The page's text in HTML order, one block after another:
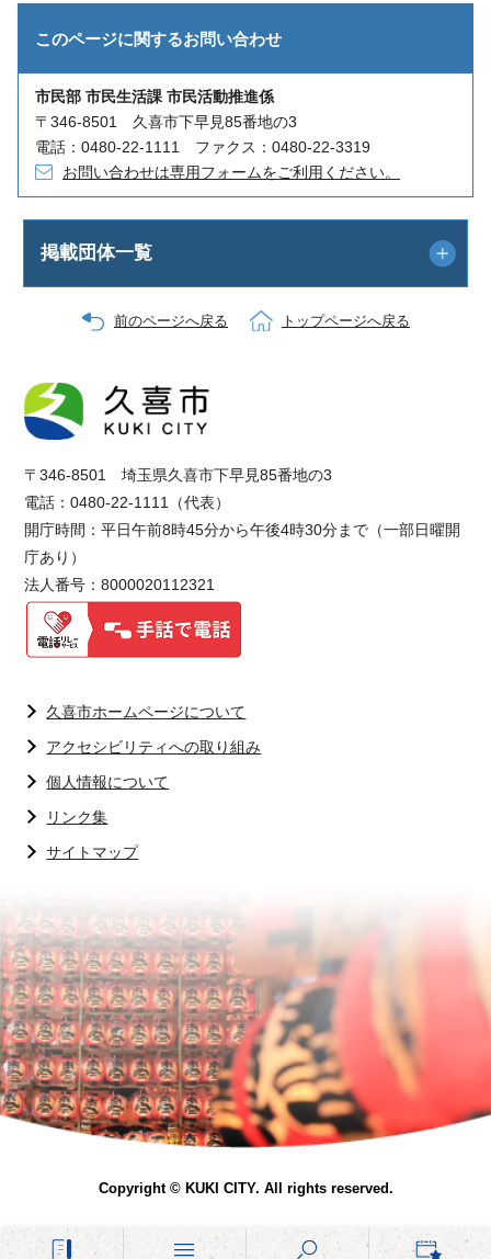
このページに関するお問い合わせ
市民部 市民生活課 市民活動推進係
〒346-8501 久喜市下早見85番地の3
電話：0480-22-1111 ファクス：0480-22-3319
お問い合わせは専用フォームをご利用ください。
掲載団体一覧
前のページへ戻る トップページへ戻る
〒346-8501 埼玉県久喜市下早見85番地の3
電話：0480-22-1111（代表）
開庁時間：平日午前8時45分から午後4時30分まで（一部日曜開
庁あり）
法人番号：8000020112321
久喜市ホームページについて
アクセシビリティへの取り組み
個人情報について
リンク集
サイトマップ
Copyright © KUKI CITY. All rights reserved.